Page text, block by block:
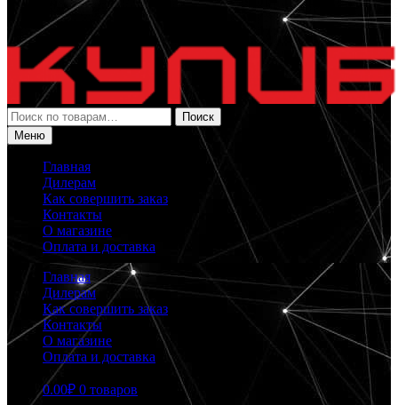
Искать:
Поиск
Меню
Главная
Дилерам
Как совершить заказ
Контакты
О магазине
Оплата и доставка
Главная
Дилерам
Как совершить заказ
Контакты
О магазине
Оплата и доставка
0.00₽ 0 товаров